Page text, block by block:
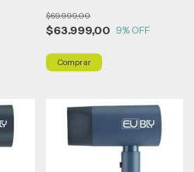
$63.999,00
$69.999,00
9% OFF